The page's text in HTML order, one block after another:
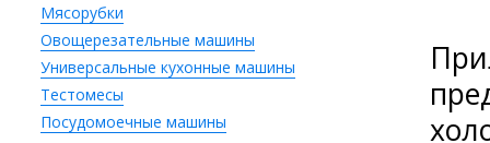
Мясорубки
Овощерезательные машины
Универсальные кухонные машины
Тестомесы
Посудомоечные машины